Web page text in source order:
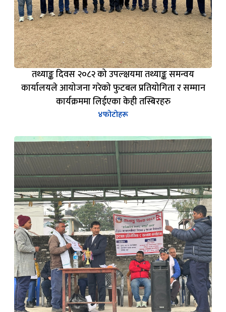
तथ्याङ्क दिवस २०८२ को उपल्क्षयमा तथ्याङ्क समन्वय
कार्यालयले आयोजना गरेको फुटबल प्रतियोगिता र सम्मान
कार्यक्रममा लिईएका केही तस्बिरहरु
४फोटोहरू